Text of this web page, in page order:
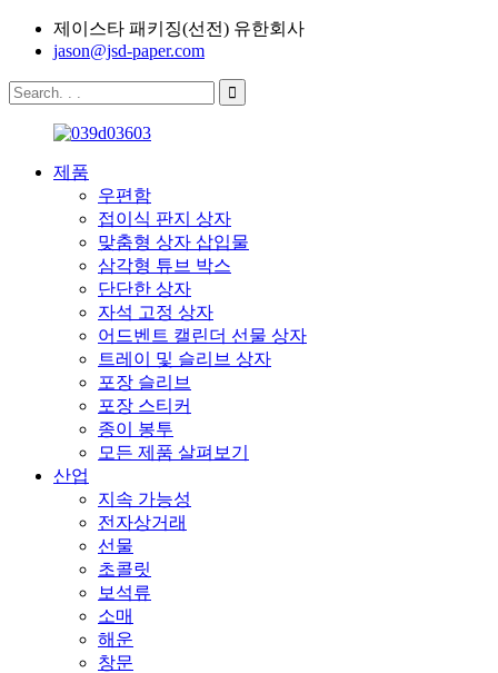
제이스타 패키징(선전) 유한회사
jason@jsd-paper.com
제품
우편함
접이식 판지 상자
맞춤형 상자 삽입물
삼각형 튜브 박스
단단한 상자
자석 고정 상자
어드벤트 캘린더 선물 상자
트레이 및 슬리브 상자
포장 슬리브
포장 스티커
종이 봉투
모든 제품 살펴보기
산업
지속 가능성
전자상거래
선물
초콜릿
보석류
소매
해운
창문